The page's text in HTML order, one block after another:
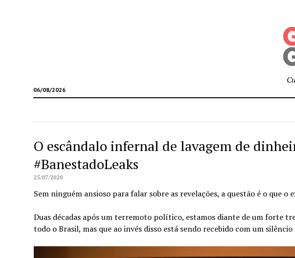
06/08/2026
O escândalo infernal de lavagem de
#BanestadoLeaks
25/07/2020
Sem ninguém ansioso para falar sobre as revelações, a questão é o que
Duas décadas após um terremoto político, estamos diante de um forte
todo o Brasil, mas que ao invés disso está sendo recebido com um